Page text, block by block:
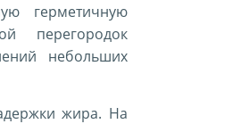
герметичную
перегородок
небольших
жира. На